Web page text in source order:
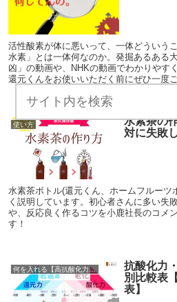
活性酸素が体に悪いって、一体どういう
水素」とは一体何なのか。発掘あるある
凶」の動画や、NHKの動画でわかりやす
還元くんをお使いいただく前にぜひ一度
使い方
水素茶の
対に失敗
水素茶ボトル(還元くん、ホームフルーツ
く説明しています。初心者さんに多い失
や、反応良く作るコツを小鹿社長のコメ
す！
何を入れる【高抗酸化力の食べ物まとめ】
抗酸化力
別比較表
表】